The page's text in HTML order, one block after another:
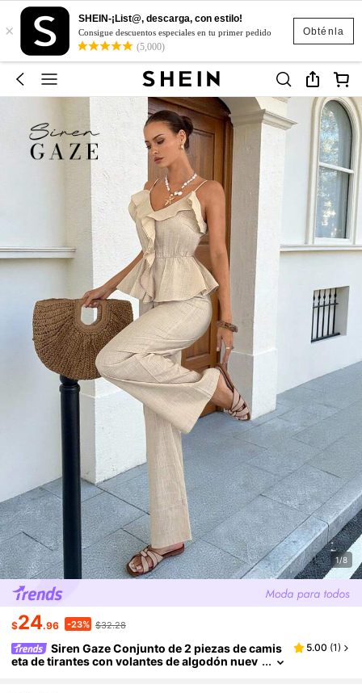
Obténla
×
SHEIN-¡List@, descarga, con estilo!
Consigue descuentos especiales en tu primer pedido
(5,000)
1/8
$24.96 -23% $32.28
Siren Gaze Conjunto de 2 piezas de camis
eta de tirantes con volantes de algodón nuev
5.00 (1)